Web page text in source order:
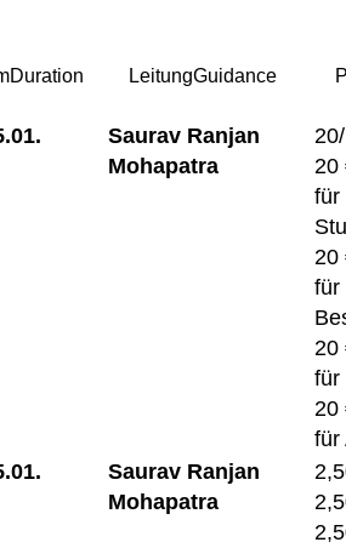
Duration LeitungGuidance
Saurav Ranjan
Mohapatra
20
für
20
für
20
für
20
für
Saurav Ranjan
Mohapatra